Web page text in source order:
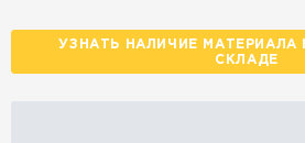
УЗНАТЬ НАЛИЧИЕ
СКЛАДЕ